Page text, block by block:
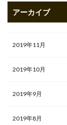
アーカイブ
2019年11月
2019年10月
2019年9月
2019年8月